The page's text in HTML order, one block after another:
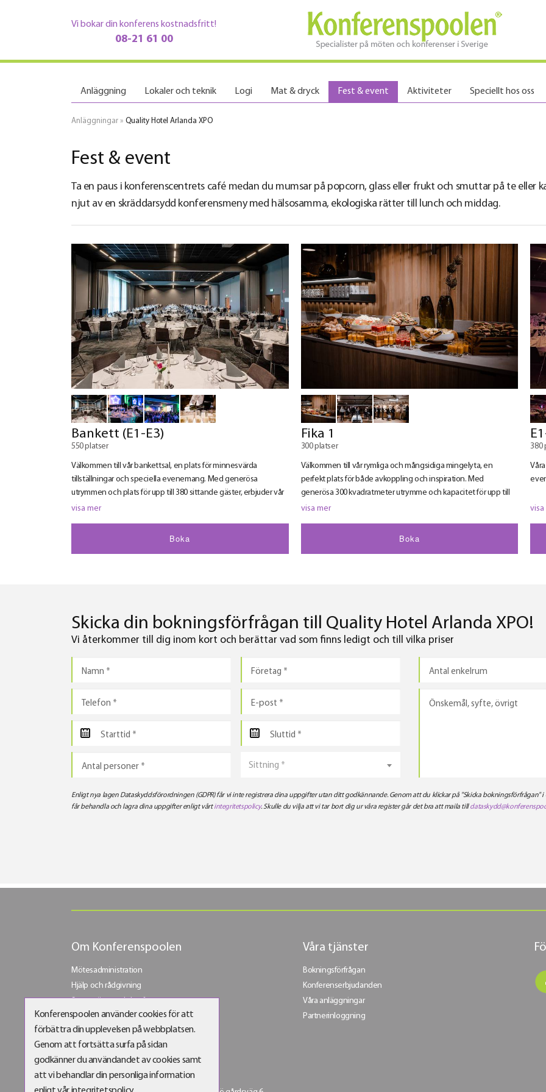
Konferenspoolen använder cookies för att
förbättra din upplevelsen på webbplatsen.
Genom att fortsätta surfa på sidan
godkänner du användandet av cookies samt
att vi behandlar din personliga information
Vi bokar din konferens kostnadsfritt!
08-21 61 00
Anläggning Lokaler och teknik Logi Mat & dryck Fest & event Aktiviteter Speciellt hos oss
Anläggningar » Quality Hotel Arlanda XPO
Fest & event
Ta en paus i konferenscentrets café medan du mumsar på popcorn, glass eller frukt och smuttar på te eller
njut av en skräddarsydd konferensmeny med hälsosamma, ekologiska rätter till lunch och middag.
Bankett (E1-E3)
550 platser
Välkommen till vår bankettsal, en plats för minnesvärda
tillställningar och speciella evenemang. Med generösa
utrymmen och plats för upp till 380 sittande gäster, erbjuder vår
bankettsal en trevlig och öppen atmosfär.
visa mer
Boka
Fika 1
300 platser
Välkommen till vår rymliga och mångsidiga mingelyta, en
perfekt plats för både avkoppling och inspiration. Med
generösa 300 kvadratmeter utrymme och kapacitet för upp till
300 personer erbjuder vår mingelyta en perfekt balans mellan
visa mer
Boka
380
Här
Låt
visa
Skicka din bokningsförfrågan till Quality Hotel Arlanda XPO!
Vi återkommer till dig inom kort och berättar vad som finns ledigt och till vilka priser
Sittning *
Enligt nya lagen Dataskyddsförordningen (GDPR) får vi inte registrera dina uppgifter utan ditt godkännande. Genom att du klickar på "Skicka
får behandla och lagra dina uppgifter enligt vårtintegritetspolicy. Skulle du vilja att vi tar bort dig ur våra register går det bra att maila till
Om Konferenspoolen
Mötesadministration
Hjälp och rådgivning
Stora möten och konferenser
Bli vår företagskund
Bli partner
Våra tjänster
Bokningsförfrågan
Konferenserbjudanden
Våra anläggningar
Partnerinloggning
Konferenspoolen Sverige AB